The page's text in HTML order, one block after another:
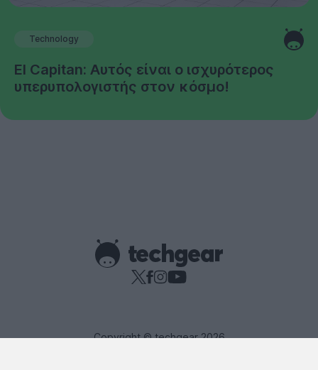
Technology
El Capitan: Αυτός είναι ο ισχυρότερος
υπερυπολογιστής στον κόσμο!
Copyright © techgear 2026